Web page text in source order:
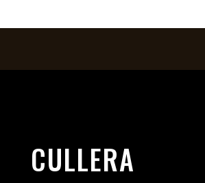
CULLERA